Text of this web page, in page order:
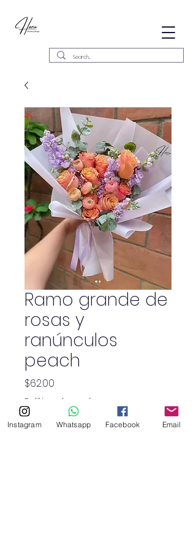
Ramo grande de
rosas y
ranúnculos
peach
$62.00
Política de envío
Cantidad *
Instagram Whatsapp Facebook Email